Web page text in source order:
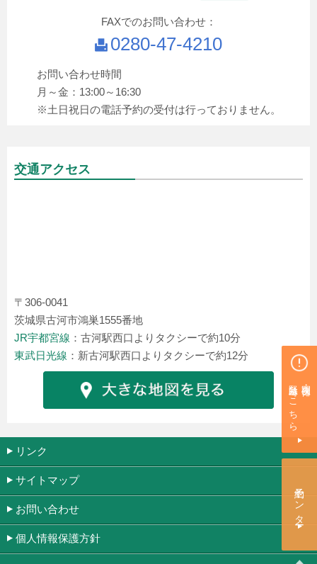
FAXでのお問い合わせ：
0280-47-4210
お問い合わせ時間
月～金：13:00～16:30
※土日祝日の電話予約の受付は行っておりません。
交通アクセス
〒306-0041
茨城県古河市鴻巣1555番地
JR宇都宮線 ：古河駅西口よりタクシーで約10分
東武日光線 ：新古河駅西口よりタクシーで約12分
緊急時はこちら
予約センター
リンク
サイトマップ
お問い合わせ
個人情報保護方針